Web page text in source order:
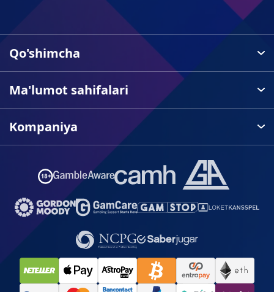
Qo'shimcha
Ma'lumot sahifalari
Kompaniya